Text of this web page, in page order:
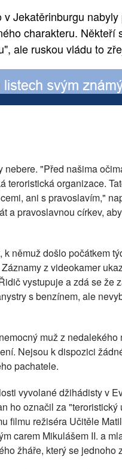
Jekatěrinburgu
charakteru. Někteří
ale ruskou vládu to
"Před našima
teroristická organizace.
ani s pravoslavím,"
a pravoslavnou církev,
němuž došlo počátkem
z videokamer
vystupuje a zdá se že
s benzínem, ale
muž z nedalekého
Nejsou k dispozici
pachatele.
vyvolané džihádisty v
ho označil za
filmu režiséra Učitěle
carem Mikulášem II. a
žháře, který se jednoho